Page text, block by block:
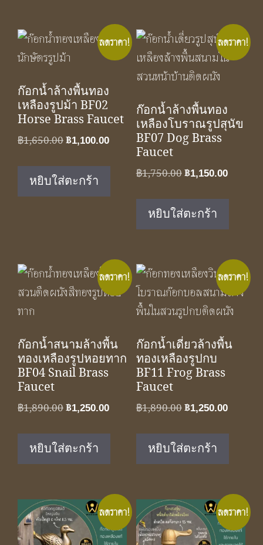
ลดราคา!
ก๊อกน้ำล้างพื้นทอง
เหลืองรูปม้า BF02
Horse Brass Faucet
฿1,650.00Original
฿1,650.00.
฿1,100.00Current
หยิบใส่ตะกร้า
ลดราคา!
ก๊อกน้ำล้างพื้นทอง
เหลืองโบราณรูปสุนัข
BF07 Dog Brass
Faucet
฿1,750.00Original
฿1,750.00.
฿1,150.00
หยิบใส่ตะกร้า
ลดราคา!
ก๊อกน้ำสนามล้างพื้น
ทองเหลืองรูปหอยทาก
BF04 Snail Brass
Faucet
฿1,890.00Original
฿1,890.00.
฿1,250.00Current
฿1,250.00.
หยิบใส่ตะกร้า
ลดราคา!
ก๊อกน้ำเดี่ยวล้างพื้น
ทองเหลืองรูปกบ
BF11 Frog Brass
Faucet
฿1,890.00Original
฿1,890.00.
฿1,250.00
หยิบใส่ตะกร้า
ลดราคา! ลดราคา!